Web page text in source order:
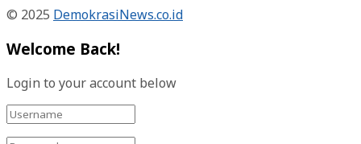
© 2025 DemokrasiNews.co.id
Welcome Back!
Login to your account below